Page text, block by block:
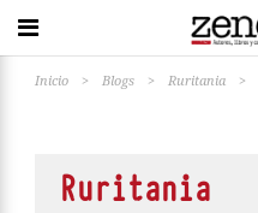
Inicio > Blogs > Ruritania >
Ruritania